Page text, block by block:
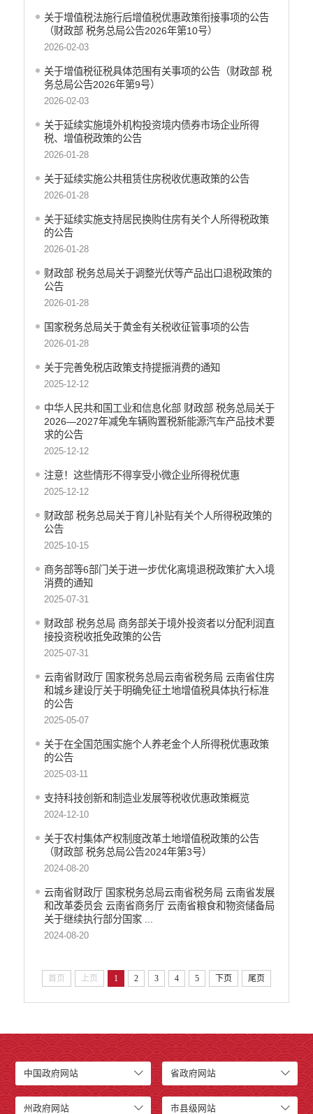
行政处罚和行政强制
行政事业性收费
公务员招录
建议提案办理答复
重大决策
财政资金直达基层
乡村振兴
养老服务
生态环境
义务教育
医疗卫生
政府网站工作年度报表
统计信息
公共文化服务
食品药品监管
产品质量
社会救助
涉农补贴
安全生产
关于增值税法施行后增值税优惠政策衔接事项的公告
（财政部 税务总局公告2026年第10号）
2026-02-03
关于增值税征税具体范围有关事项的公告（财政部 税
务总局公告2026年第9号）
2026-02-03
关于延续实施境外机构投资境内债券市场企业所得
税、增值税政策的公告
2026-01-28
关于延续实施公共租赁住房税收优惠政策的公告
2026-01-28
关于延续实施支持居民换购住房有关个人所得税政策
的公告
2026-01-28
财政部 税务总局关于调整光伏等产品出口退税政策的
公告
2026-01-28
国家税务总局关于黄金有关税收征管事项的公告
2026-01-28
关于完善免税店政策支持提振消费的通知
2025-12-12
中华人民共和国工业和信息化部 财政部 税务总局关于
2026—2027年减免车辆购置税新能源汽车产品技术要
求的公告
2025-12-12
注意！这些情形不得享受小微企业所得税优惠
2025-12-12
财政部 税务总局关于育儿补贴有关个人所得税政策的
公告
2025-10-15
商务部等6部门关于进一步优化离境退税政策扩大入境
消费的通知
2025-07-31
财政部 税务总局 商务部关于境外投资者以分配利润直
接投资税收抵免政策的公告
2025-07-31
云南省财政厅 国家税务总局云南省税务局 云南省住房
和城乡建设厅关于明确免征土地增值税具体执行标准
的公告
2025-05-07
关于在全国范围实施个人养老金个人所得税优惠政策
的公告
2025-03-11
支持科技创新和制造业发展等税收优惠政策概览
2024-12-10
关于农村集体产权制度改革土地增值税政策的公告
（财政部 税务总局公告2024年第3号）
2024-08-20
云南省财政厅 国家税务总局云南省税务局 云南省发展
和改革委员会 云南省商务厅 云南省粮食和物资储备局
关于继续执行部分国家 ...
2024-08-20
首页 上页 1 2 3 4 5 下页 尾页
中国政府网站 省政府网站
州政府网站 市县级网站